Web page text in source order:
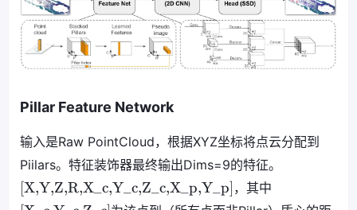
Pillar Feature Network
输入是Raw PointCloud，根据XYZ坐标将点云分配到
Piilars。特征装饰器最终输出Dims=9的特征。
[X,Y,Z,R,X_c,Y_c,Z_c,X_p,Y_p] ，其中